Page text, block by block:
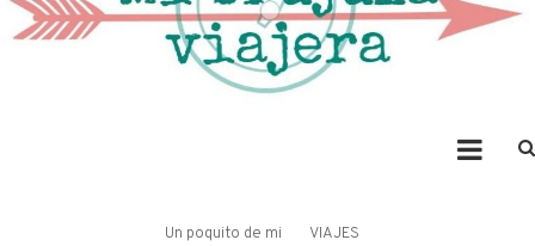
Un poquito de mi VIAJES